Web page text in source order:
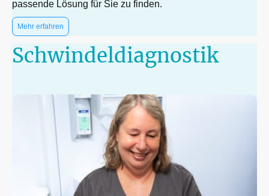
passende Lösung für Sie zu finden.
Mehr erfahren
Schwindeldiagnostik